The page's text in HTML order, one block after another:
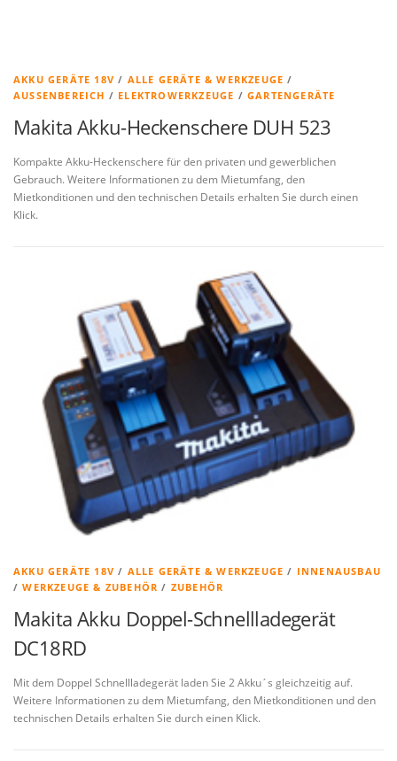
AKKU GERÄTE 18V / ALLE GERÄTE & WERKZEUGE /
AUSSENBEREICH
/ ELEKTROWERKZEUGE /GARTENGERÄTE
Makita Akku-Heckenschere DUH 523
Kompakte Akku-Heckenschere für den privaten und gewerblichen
Gebrauch. Weitere Informationen zu dem Mietumfang, den
Mietkonditionen und den technischen Details erhalten Sie durch einen
Klick.
AKKU GERÄTE 18V / ALLE GERÄTE & WERKZEUGE / INNENAUSBAU
/WERKZEUGE & ZUBEHÖR / ZUBEHÖR
Makita Akku Doppel-Schnellladegerät
DC18RD
Mit dem Doppel Schnellladegerät laden Sie 2 Akku´s gleichzeitig auf.
Weitere Informationen zu dem Mietumfang, den Mietkonditionen und den
technischen Details erhalten Sie durch einen Klick.